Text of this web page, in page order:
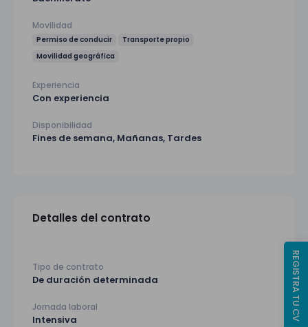
Movilidad
Permiso de conducir
Transporte propio
Movilidad geográfica
Experiencia
Con experiencia
Disponibilidad
Fines de semana, Mañanas, Tardes
Detalles del contrato
Tipo de contrato
De duración determinada
Jornada laboral
Intensiva REGISTRA TU CV